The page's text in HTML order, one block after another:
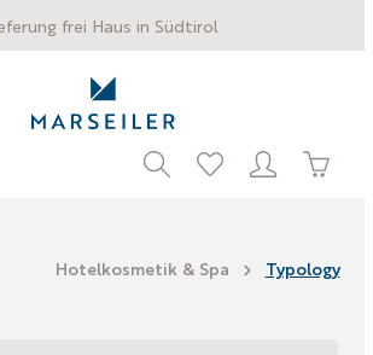
frei Haus in Südtirol
Hotelkosmetik & Spa Typology